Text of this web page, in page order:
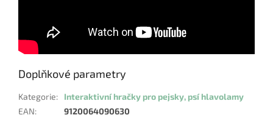
Doplňkové parametry
Kategorie:
Interaktivní hračky pro pejsky, psí hlavolamy
EAN: 9120064090630